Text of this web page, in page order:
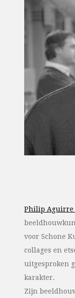
Philip Aguirre
voor Schone
collages en
uitgesproken
karakter.
Zijn